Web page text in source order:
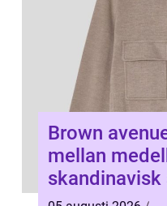
Brown
mellan
skandinavisk